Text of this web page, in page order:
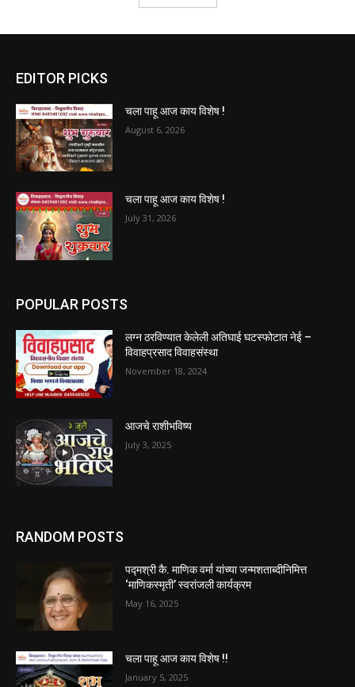
EDITOR PICKS
चला पाहू आज काय विशेष !
August 6, 2026
चला पाहू आज काय विशेष !
July 31, 2026
POPULAR POSTS
लग्न ठरविण्यात केलेली अतिघाई घटस्फोटात नेई –
विवाहप्रसाद विवाहसंस्था
November 18, 2024
आजचे राशीभविष्य
July 3, 2025
RANDOM POSTS
पद्मश्री कै. माणिक वर्मा यांच्या जन्मशताब्दीनिमित्त
‘माणिकस्मृती’ स्वरांजली कार्यक्रम
May 16, 2025
चला पाहू आज काय विशेष !!
January 5, 2025